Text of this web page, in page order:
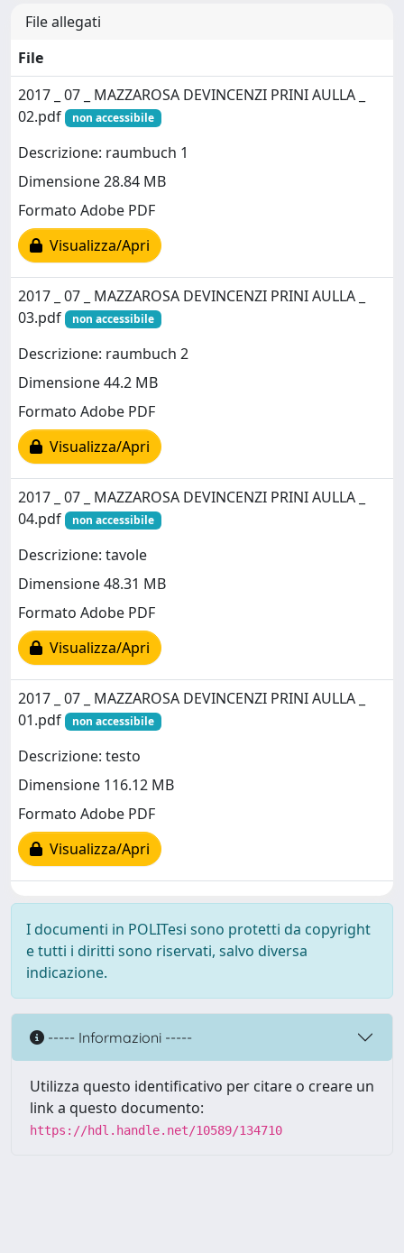
File allegati
File
2017 _ 07 _ MAZZAROSA DEVINCENZI PRINI AULLA _
02.pdf
non accessibile
Descrizione: raumbuch 1
Dimensione 28.84 MB
Formato Adobe PDF
Visualizza/Apri
2017 _ 07 _ MAZZAROSA DEVINCENZI PRINI AULLA _
03.pdf
non accessibile
Descrizione: raumbuch 2
Dimensione 44.2 MB
Formato Adobe PDF
Visualizza/Apri
2017 _ 07 _ MAZZAROSA DEVINCENZI PRINI AULLA _
04.pdf
non accessibile
Descrizione: tavole
Dimensione 48.31 MB
Formato Adobe PDF
Visualizza/Apri
2017 _ 07 _ MAZZAROSA DEVINCENZI PRINI AULLA _
01.pdf
non accessibile
Descrizione: testo
Dimensione 116.12 MB
Formato Adobe PDF
Visualizza/Apri
I documenti in POLITesi sono protetti da copyright
e tutti i diritti sono riservati, salvo diversa
indicazione.
----- Informazioni -----
Utilizza questo identificativo per citare o creare un
link a questo documento:
https://hdl.handle.net/10589/134710